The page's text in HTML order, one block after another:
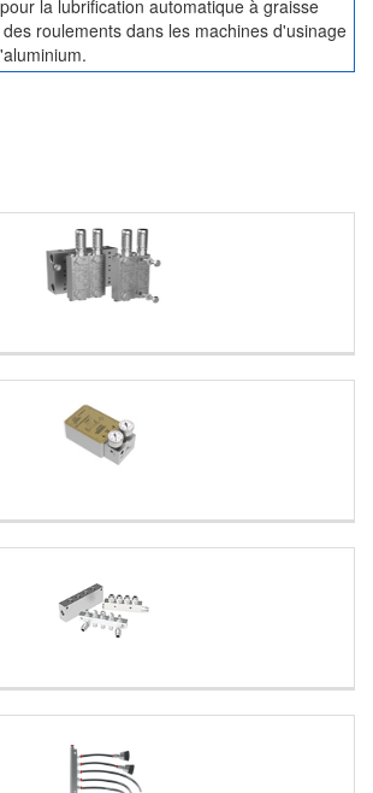
la lubrification automatique à graisse
roulements dans les machines d'usinage